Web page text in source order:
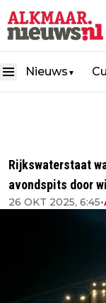
Nieuws ▼
Rijkswaterstaat
avondspits door
26 OKT 2025, 6:45•